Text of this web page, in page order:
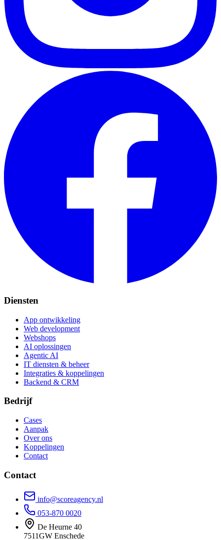
Diensten
App ontwikkeling
Web development
Webshops
AI oplossingen
Agentic AI
IT diensten & beheer
Integraties & koppelingen
Backend & CRM
Bedrijf
Cases
Aanpak
Over ons
Koppelingen
Contact
Contact
info@scoreagency.nl
053-870 0020
De Heurne 40
7511GW Enschede